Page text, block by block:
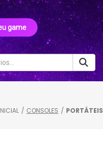
game
/ CONSOLES / PORTÁTEIS